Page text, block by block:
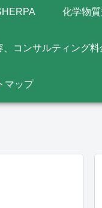
化学物質
、コンサルティング料
マップ